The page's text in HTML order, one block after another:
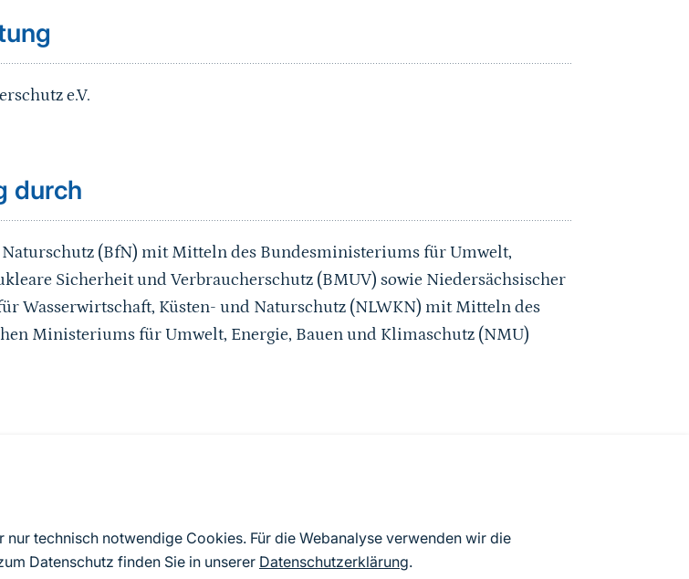
technisch notwendige Cookies. Für die Webanalyse verwenden wir die
Datenschutz finden Sie in unserer Datenschutzerklärung.
e.V.
durch
(BfN) mit Mitteln des Bundesministeriums für Umwelt,
Sicherheit und Verbraucherschutz (BMUV) sowie Niedersächsischer
Wasserwirtschaft, Küsten- und Naturschutz (NLWKN) mit Mitteln des
Ministeriums für Umwelt, Energie, Bauen und Klimaschutz (NMU)
bpbv@dlr.de